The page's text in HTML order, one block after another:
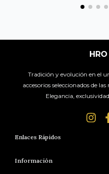
Tradición y evolución en el
accesorios seleccionados de
Elegancia,
Enlaces Rápidos
Información